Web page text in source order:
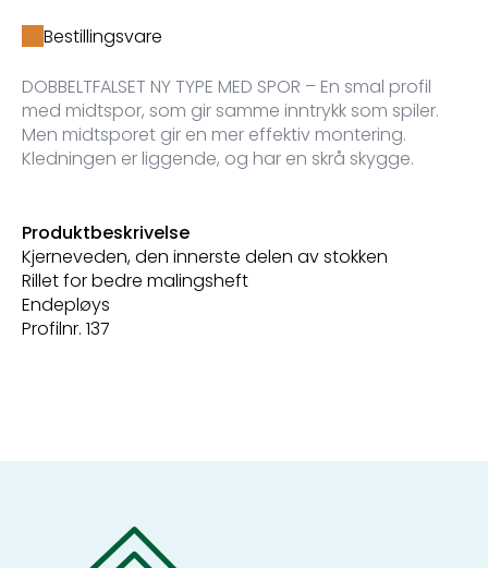
Bestillingsvare
DOBBELTFALSET NY TYPE MED SPOR – En smal profil
med midtspor, som gir samme inntrykk som spiler.
Men midtsporet gir en mer effektiv montering.
Kledningen er liggende, og har en skrå skygge.
Produktbeskrivelse
Kjerneveden, den innerste delen av stokken
Rillet for bedre malingsheft
Endepløys
Profilnr. 137